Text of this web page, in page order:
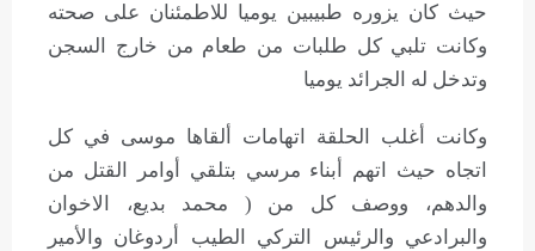
حيث كان يزوره طبيبين يوميا للاطمئنان على صحته
وكانت تلبي كل طلبات من طعام من خارج السجن
وتدخل له الجرائد يوميا
وكانت أغلب الحلقة اتهامات ألقاها موسى في كل
اتجاه حيث اتهم أبناء مرسي بتلقي أوامر القتل من
والدهم، ووصف كل من ( محمد بديع، الاخوان
والبرادعي والرئيس التركي الطيب أردوغان والأمير